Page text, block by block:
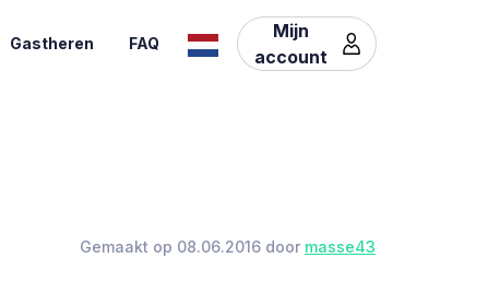
Gastheren FAQ
Mijn
account
Gemaakt op 08.06.2016 door masse43